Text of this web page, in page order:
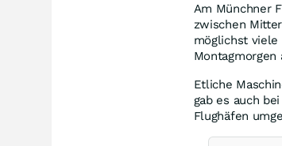
Am Münchner
zwischen
möglichst viele
Montagmorgen
Etliche
gab es auch
Flughäfen